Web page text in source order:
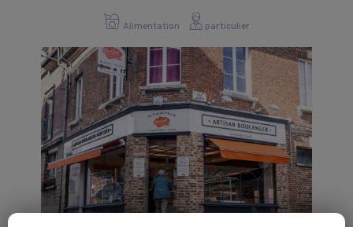
Alimentation particulier